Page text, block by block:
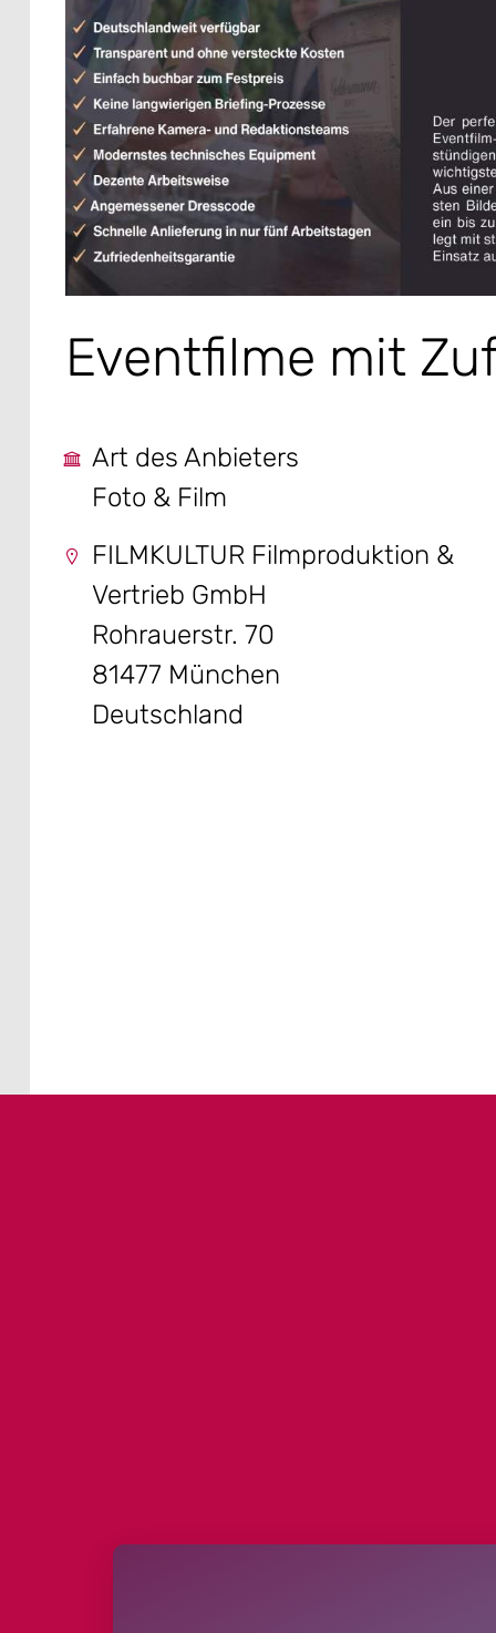
Eventfilme mit
Art des Anbieters
Foto & Film
FILMKULTUR Filmproduktion &
Vertrieb GmbH
Rohrauerstr. 70
81477 München
Deutschland